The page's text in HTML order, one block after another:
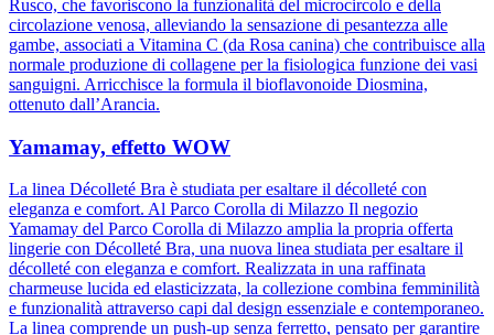
Rusco, che favoriscono la funzionalità del microcircolo e della
circolazione venosa, alleviando la sensazione di pesantezza alle
gambe, associati a Vitamina C (da Rosa canina) che contribuisce alla
normale produzione di collagene per la fisiologica funzione dei vasi
sanguigni. Arricchisce la formula il bioflavonoide Diosmina,
ottenuto dall’Arancia.
Yamamay, effetto WOW
La linea Décolleté Bra è studiata per esaltare il décolleté con
eleganza e comfort. Al Parco Corolla di Milazzo Il negozio
Yamamay del Parco Corolla di Milazzo amplia la propria offerta
lingerie con Décolleté Bra, una nuova linea studiata per esaltare il
décolleté con eleganza e comfort. Realizzata in una raffinata
charmeuse lucida ed elasticizzata, la collezione combina femminilità
e funzionalità attraverso capi dal design essenziale e contemporaneo.
La linea comprende un push-up senza ferretto, pensato per garantire